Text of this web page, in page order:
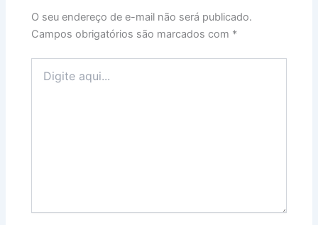
O seu endereço de e-mail não será publicado.
Campos obrigatórios são marcados com *
aqui...